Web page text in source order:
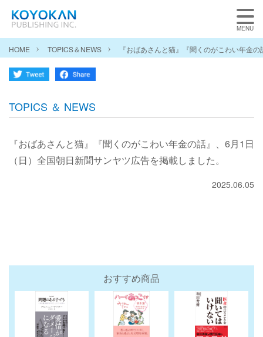
HOME TOPICS＆NEWS 『おばあさんと猫』『聞くのがこわい年金
TOPICS ＆ NEWS
『おばあさんと猫』『聞くのがこわい年金の話』、6月1日
（日）全国朝日新聞サンヤツ広告を掲載しました。
2025.06.05
おすすめ商品